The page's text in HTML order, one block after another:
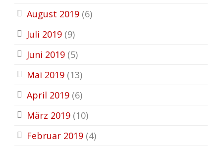
August 2019 (6)
Juli 2019 (9)
Juni 2019 (5)
Mai 2019 (13)
April 2019 (6)
März 2019 (10)
Februar 2019 (4)